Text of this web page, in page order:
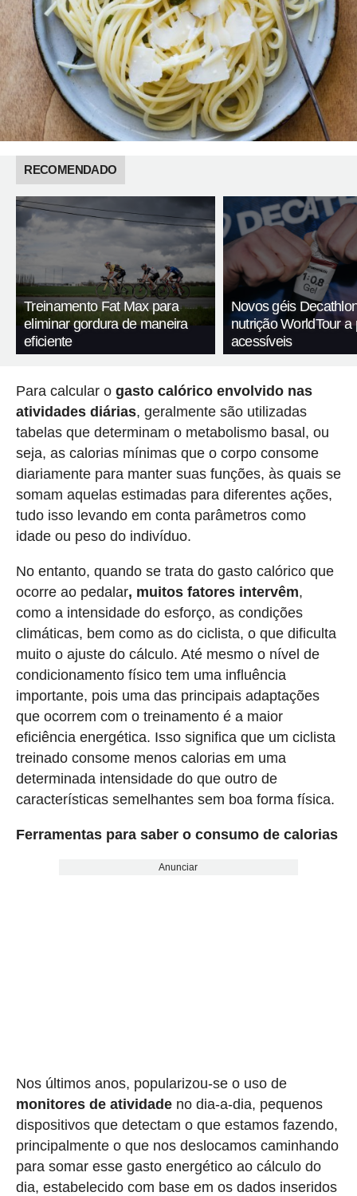
RECOMENDADO
Treinamento Fat Max para
eliminar gordura de maneira
eficiente
Novos géis
nutrição WorldTour a
acessíveis
Para calcular o gasto calórico envolvido nas
atividades diárias, geralmente são utilizadas
tabelas que determinam o metabolismo basal, ou
seja, as calorias mínimas que o corpo consome
diariamente para manter suas funções, às quais se
somam aquelas estimadas para diferentes ações,
tudo isso levando em conta parâmetros como
idade ou peso do indivíduo.
No entanto, quando se trata do gasto calórico que
ocorre ao pedalar, muitos fatores intervêm,
como a intensidade do esforço, as condições
climáticas, bem como as do ciclista, o que dificulta
muito o ajuste do cálculo. Até mesmo o nível de
condicionamento físico tem uma influência
importante, pois uma das principais adaptações
que ocorrem com o treinamento é a maior
eficiência energética. Isso significa que um ciclista
treinado consome menos calorias em uma
determinada intensidade do que outro de
características semelhantes sem boa forma física.
Ferramentas para saber o consumo de calorias
Anunciar
Nos últimos anos, popularizou-se o uso de
monitores de atividadeno dia-a-dia, pequenos
dispositivos que detectam o que estamos fazendo,
principalmente o que nos deslocamos caminhando
para somar esse gasto energético ao cálculo do
dia, estabelecido com base em os dados inseridos